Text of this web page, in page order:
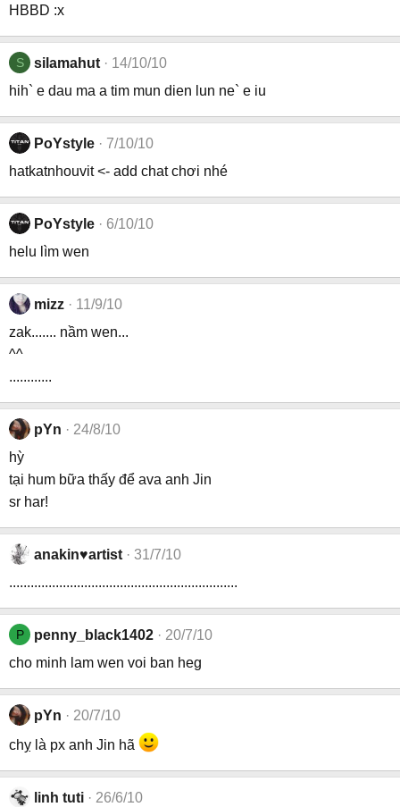
HBBD :x
S silamahut
14/10/10
hih` e dau ma a tim mun dien lun ne` e iu
PoYstyle
7/10/10
hatkatnhouvit <- add chat chơi nhé
PoYstyle
6/10/10
helu lìm wen
mizz
11/9/10
zak....... nầm wen...
^^
............
pYn
24/8/10
hỳ
tại hum bữa thấy để ava anh Jin
sr har!
anakin♥artist
31/7/10
................................................................
P penny_black1402
20/7/10
cho minh lam wen voi ban heg
pYn
20/7/10
chỵ là px anh Jin hã
linh tuti
26/6/10